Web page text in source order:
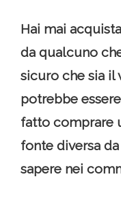
Hai mai
da qualcuno
sicuro che sia il
potrebbe
fatto comprare
fonte diversa
sapere nei